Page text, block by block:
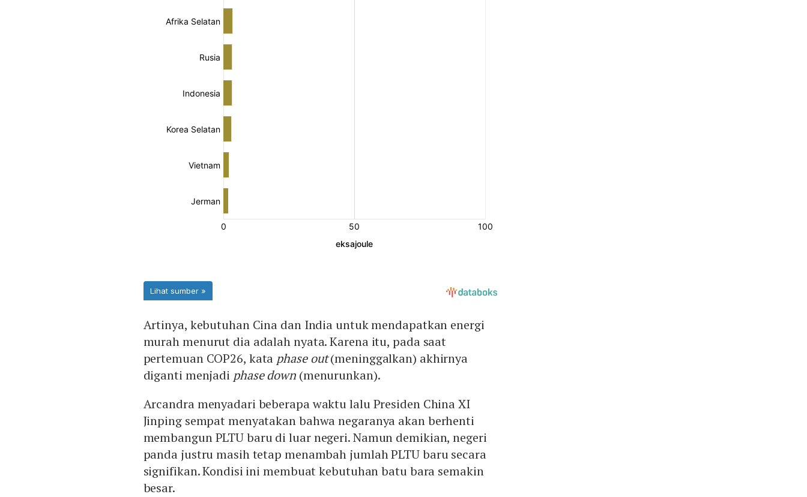
Artinya, kebutuhan Cina dan India untuk mendapatkan energi
murah menurut dia adalah nyata. Karena itu, pada saat
pertemuan COP26, kata phase out(meninggalkan) akhirnya
diganti menjadi phase down(menurunkan).
Arcandra menyadari beberapa waktu lalu Presiden China XI
Jinping sempat menyatakan bahwa negaranya akan berhenti
membangun PLTU baru di luar negeri. Namun demikian, negeri
panda justru masih tetap menambah jumlah PLTU baru secara
signifikan. Kondisi ini membuat kebutuhan batu bara semakin
besar.